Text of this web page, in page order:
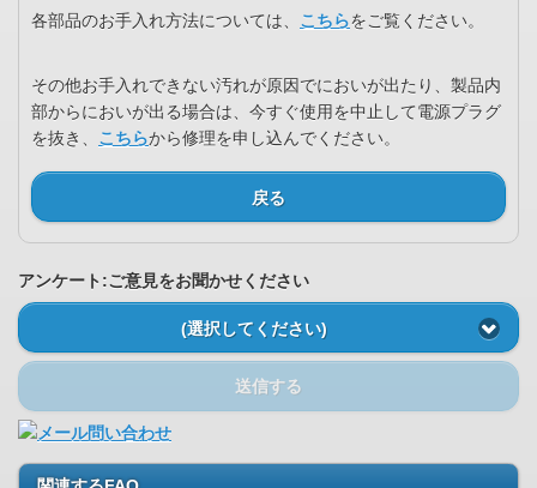
各部品のお手入れ方法については、 こちらをご覧ください。
その他お手入れできない汚れが原因でにおいが出たり、製品内
部からにおいが出る場合は、今すぐ使用を中止して電源プラグ
を抜き、 こちらから修理を申し込んでください。
戻る
アンケート:ご意見をお聞かせください
(選択してください)
送信する